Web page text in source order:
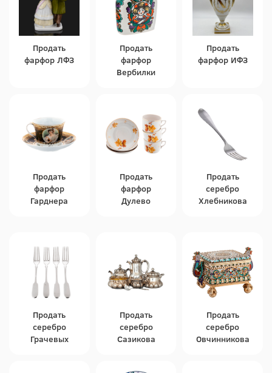
Продать
фарфор ЛФЗ
Продать
фарфор
Вербилки
Продать
фарфор ИФЗ
Продать
фарфор
Гарднера
Продать
фарфор
Дулево
Продать
серебро
Хлебникова
Продать
серебро
Грачевых
Продать
серебро
Сазикова
Продать
серебро
Овчинникова